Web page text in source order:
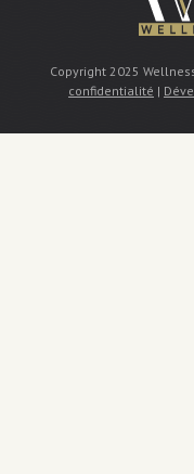
Copyright 2025
confidentialité |